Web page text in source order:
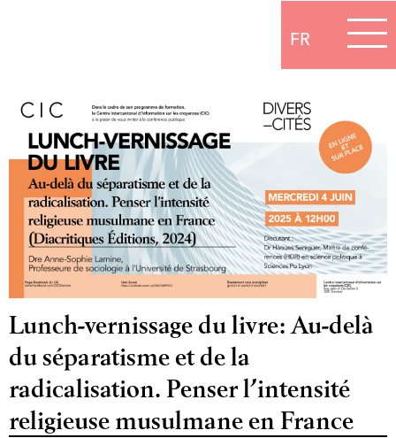
FR
Lunch-vernissage du livre: Au-delà
du séparatisme et de la
radicalisation. Penser l’intensité
religieuse musulmane en France